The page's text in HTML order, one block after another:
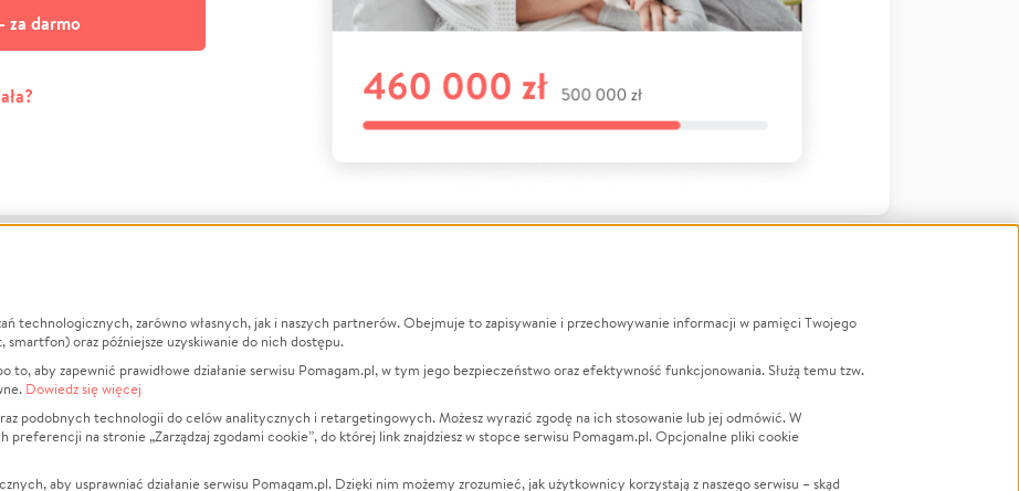
za darmo
to działa?
Prywatności
O nas
Opinie
Raporty
Za darmo
Zbieraj na
Leczenie
Zwierzęta
Pożar
LGBTQ+
Powódź
Wichura
technologicznych, zarówno własnych, jak i naszych partnerów. Obejmuje to zapisywanie i przechowywanie informacji w pamięci Twojego
oraz późniejsze uzyskiwanie do nich dostępu.
aby zapewnić prawidłowe działanie serwisu Pomagam.pl, w tym jego bezpieczeństwo oraz efektywność funkcjonowania. Służą temu tzw.
Dowiedz się więcej
podobnych technologii do celów analitycznych i retargetingowych. Możesz wyrazić zgodę na ich stosowanie lub jej odmówić. W
na stronie „Zarządzaj zgodami cookie”, do której link znajdziesz w stopce serwisu Pomagam.pl. Opcjonalne pliki cookie
aby usprawniać działanie serwisu Pomagam.pl. Dzięki nim możemy zrozumieć, jak użytkownicy korzystają z naszego serwisu – skąd